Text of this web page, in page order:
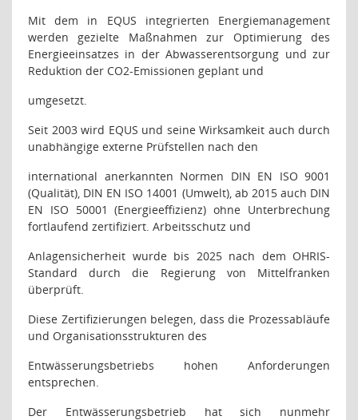
Mit dem in EQUS integrierten Energiemanagement
werden gezielte Maßnahmen zur Optimierung des
Energieeinsatzes in der Abwasserentsorgung und zur
Reduktion der CO2-Emissionen geplant und
umgesetzt.
Seit 2003 wird EQUS und seine Wirksamkeit auch durch
unabhängige externe Prüfstellen nach den
international anerkannten Normen DIN EN ISO 9001
(Qualität), DIN EN ISO 14001 (Umwelt), ab 2015 auch DIN
EN ISO 50001 (Energieeffizienz) ohne Unterbrechung
fortlaufend zertifiziert. Arbeitsschutz und
Anlagensicherheit wurde bis 2025 nach dem OHRIS-
Standard durch die Regierung von Mittelfranken
überprüft.
Diese Zertifizierungen belegen, dass die Prozessabläufe
und Organisationsstrukturen des
Entwässerungsbetriebs hohen Anforderungen
entsprechen.
Der Entwässerungsbetrieb hat sich nunmehr